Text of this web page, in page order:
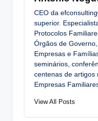
CEO da
superior.
Protocolos
Órgãos de
Empresas e
seminários,
centenas de artigos
Empresas
View All Posts